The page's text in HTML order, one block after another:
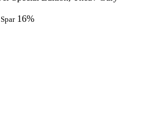
Spar 16%